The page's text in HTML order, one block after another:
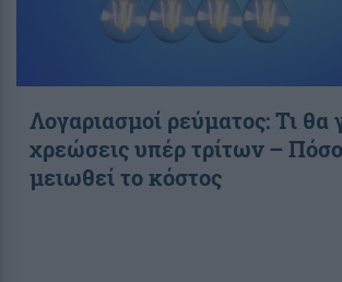
Λογαριασμοί ρεύματος: Τι θα
χρεώσεις υπέρ τρίτων –
μειωθεί το κόστος